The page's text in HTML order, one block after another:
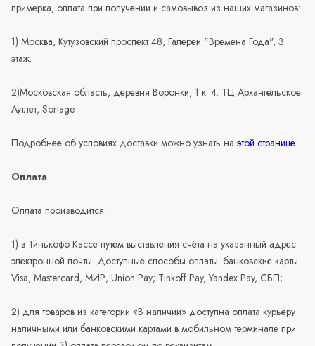
примерка, оплата при получении и самовывоз из наших магазинов:
1) Москва, Кутузовский проспект 48, Галереи "Времена Года", 3
этаж.
2)Московская область, деревня Воронки, 1 к. 4. ТЦ Архангельское
Аутлет, Sortage.
Подробнее об условиях доставки можно узнать на этой странице.
Оплата
Оплата производится:
1) в Тинькофф Кассе путем выставления счёта на указанный адрес
электронной почты. Доступные способы оплаты: банковские карты
Visa, Mastercard, МИР, Union Pay; Tinkoff Pay, Yandex Pay, СБП;
2) для товаров из категории «В наличии» доступна оплата курьеру
наличными или банковскими картами в мобильном терминале при